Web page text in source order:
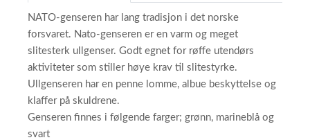
NATO-genseren har lang tradisjon i det norske
forsvaret. Nato-genseren er en varm og meget
slitesterk ullgenser. Godt egnet for røffe utendørs
aktiviteter som stiller høye krav til slitestyrke.
Ullgenseren har en penne lomme, albue beskyttelse og
klaffer på skuldrene.
Genseren finnes i følgende farger; grønn, marineblå og
svart